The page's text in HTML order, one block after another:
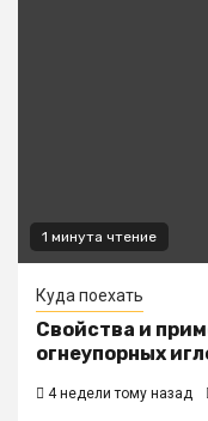
1 минута чтение
Куда поехать
Свойства и
огнеупорных
4 недели тому назад